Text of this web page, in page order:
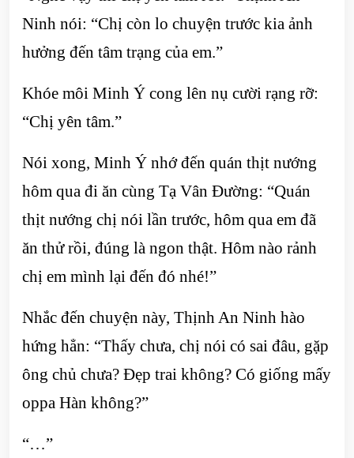
Ninh nói: “Chị còn lo chuyện trước kia ảnh
hưởng đến tâm trạng của em.”
Khóe môi Minh Ý cong lên nụ cười rạng rỡ:
“Chị yên tâm.”
Nói xong, Minh Ý nhớ đến quán thịt nướng
hôm qua đi ăn cùng Tạ Vân Đường: “Quán
thịt nướng chị nói lần trước, hôm qua em đã
ăn thử rồi, đúng là ngon thật. Hôm nào rảnh
chị em mình lại đến đó nhé!”
Nhắc đến chuyện này, Thịnh An Ninh hào
hứng hẳn: “Thấy chưa, chị nói có sai đâu, gặp
ông chủ chưa? Đẹp trai không? Có giống mấy
oppa Hàn không?”
“…”